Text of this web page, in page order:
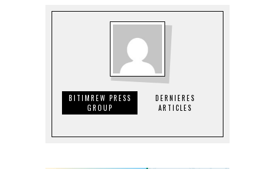
BITIMREW PRESS
GROUP
DERNIERES
ARTICLES